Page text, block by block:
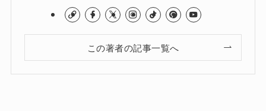
この著者の記事一覧へ